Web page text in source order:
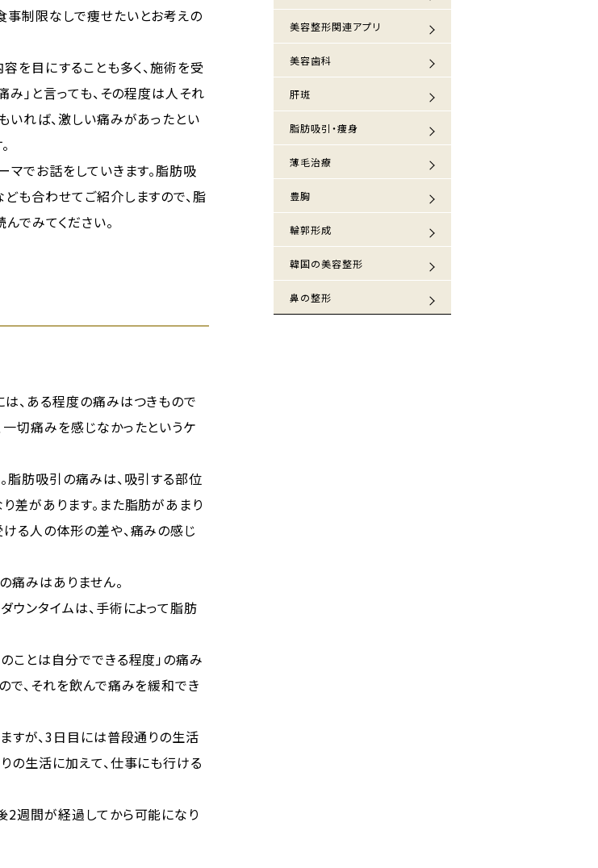
事制限なしで痩せたいとお考えの
を目にすることも多く、施術を受
み」と言っても、その程度は人それ
いれば、激しい痛みがあったとい
マでお話をしていきます。脂肪吸
も合わせてご紹介しますので、脂
でみてください。
、ある程度の痛みはつきもので
切痛みを感じなかったというケ
脂肪吸引の痛みは、吸引する部位
差があります。また脂肪があまり
る人の体形の差や、痛みの感じ
みはありません。
ウンタイムは、手術によって脂肪
ことは自分でできる程度」の痛み
で、それを飲んで痛みを緩和でき
すが、3日目には普段通りの生活
の生活に加えて、仕事にも行ける
2週間が経過してから可能になり
美容整形関連アプリ
美容歯科
肝斑
脂肪吸引・痩身
薄毛治療
豊胸
輪郭形成
韓国の美容整形
鼻の整形